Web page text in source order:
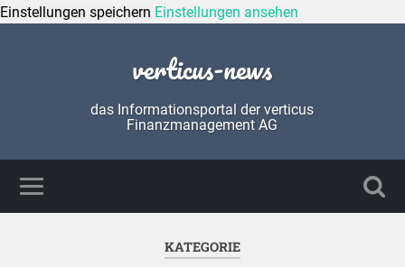
Einstellungen speichern Einstellungen ansehen
verticus-news
das Informationsportal der verticus
Finanzmanagement AG
KATEGORIE